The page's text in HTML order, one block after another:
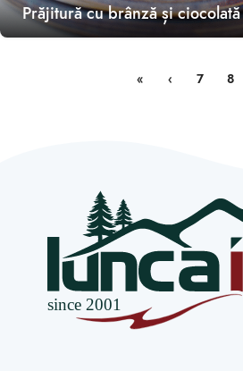
Prăjitură cu brânză și ciocolată
« ‹ 7 8